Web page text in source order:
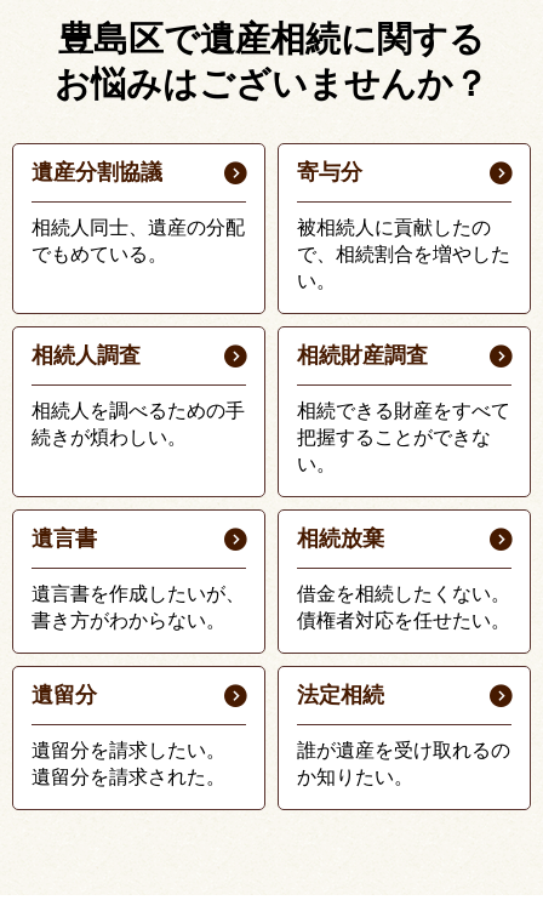
豊島区で遺産相続に関する
お悩みはございませんか？
遺産分割協議
相続人同士、遺産の分配
でもめている。
寄与分
被相続人に貢献したの
で、相続割合を増やした
い。
相続人調査
相続人を調べるための手
続きが煩わしい。
相続財産調査
相続できる財産をすべて
把握することができな
い。
遺言書
遺言書を作成したいが、
書き方がわからない。
相続放棄
借金を相続したくない。
債権者対応を任せたい。
遺留分
遺留分を請求したい。
遺留分を請求された。
法定相続
誰が遺産を受け取れるの
か知りたい。